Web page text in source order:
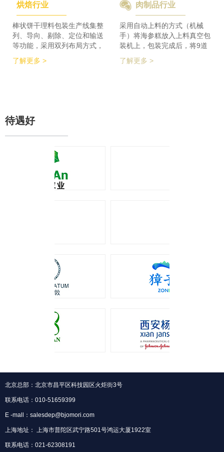
检及码垛设备实现整线自动化
运行。 节省了80%人员数
量，降低了劳动者的劳动强
度，提高了工作效率
积的要求，同时节省了一半的
占地空间，一条生产线实现了
整个生产的稳定供料，减少设
备的投入，大大降低了采购成
本。
烘焙行业
棒状饼干理料包装生产线集整
列、导向、剔除、定位和输送
等功能，采用双列布局方式，
在有限的场地内，提高了产品
包装的生产力，同时达到废料
了解更多 >
肉制品行业
采用自动上料的方式（机械
手）将海参糕放入上料真空包
装机上，包装完成后，将9道
带机，将1道产品分为2道，分
了解更多 >
待遇好
北京总部：北京市昌平区科技园区火炬街3号
联系电话：010-51659399
E -mall：salesdep@bjomori.com
上海地址： 上海市普陀区武宁路501号鸿运大厦1922室
联系电话：021-62308191